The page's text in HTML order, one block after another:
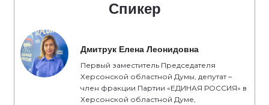
Спикер
Дмитрук Елена Леонидовна
Первый заместитель Председателя
Херсонской областной Думы, депутат –
член фракции Партии «ЕДИНАЯ РОССИЯ» в
Херсонской областной Думе,